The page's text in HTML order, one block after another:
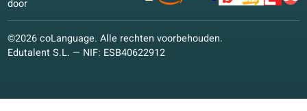
Neem contact op!
Schrijf je in